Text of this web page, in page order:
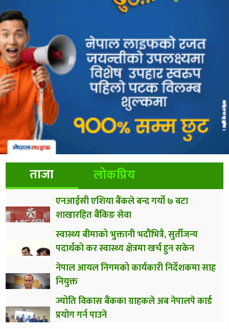
ताजा लोकप्रिय
एनआईसी एशिया बैंकले बन्द गर्यो ७ वटा
शाखारहित बैंकिङ सेवा
स्वास्थ्य बीमाको भुक्तानी भदौभित्रै, सुर्तीजन्य
पदार्थको कर स्वास्थ्य क्षेत्रमा खर्च हुन सकेन
नेपाल आयल निगमको कार्यकारी निर्देशकमा साह
नियुक्त
ज्योति विकास बैंकका ग्राहकले अब नेपालपे कार्ड
प्रयोग गर्न पाउने